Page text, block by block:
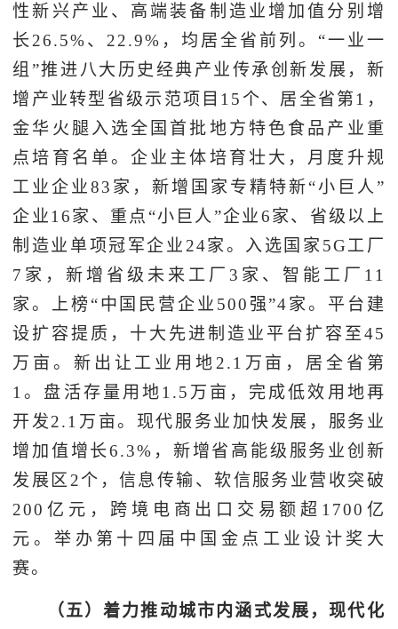
性新兴产业、高端装备制造业增加值分别增
长26.5%、22.9%，均居全省前列。“一业一
组”推进八大历史经典产业传承创新发展，新
增产业转型省级示范项目15个、居全省第1，
金华火腿入选全国首批地方特色食品产业重
点培育名单。企业主体培育壮大，月度升规
工业企业83家，新增国家专精特新“小巨人”
企业16家、重点“小巨人”企业6家、省级以上
制造业单项冠军企业24家。入选国家5G工厂
7家，新增省级未来工厂3家、智能工厂11
家。上榜“中国民营企业500强”4家。平台建
设扩容提质，十大先进制造业平台扩容至45
万亩。新出让工业用地2.1万亩，居全省第
1。盘活存量用地1.5万亩，完成低效用地再
开发2.1万亩。现代服务业加快发展，服务业
增加值增长6.3%，新增省高能级服务业创新
发展区2个，信息传输、软信服务业营收突破
200亿元，跨境电商出口交易额超1700亿
元。举办第十四届中国金点工业设计奖大
赛。
（五）着力推动城市内涵式发展，现代化